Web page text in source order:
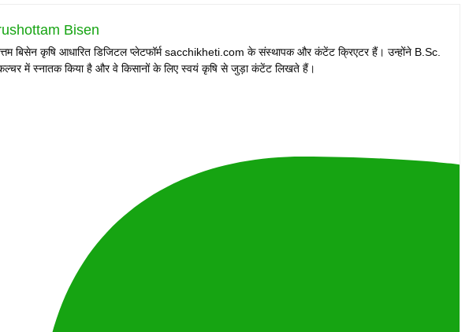
Bisen
बिसेन कृषि आधारित डिजिटल प्लेटफॉर्म sacchikheti.com के संस्थापक और कंटेंट क्रिएटर हैं। उन्होंने B.Sc.
में स्नातक किया है और वे किसानों के लिए स्वयं कृषि से जुड़ा कंटेंट लिखते हैं।